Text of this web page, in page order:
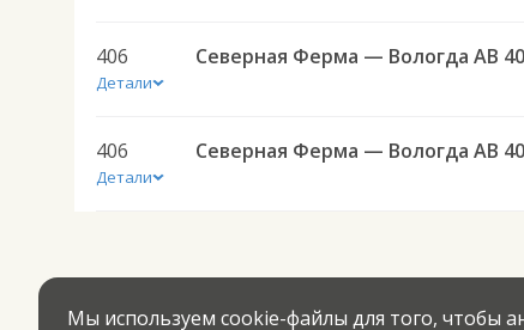
406
Детали
Северная Ферма — Вологда АВ
406
Детали
Северная Ферма — Вологда АВ
Мы используем cookie-файлы для того, чтобы